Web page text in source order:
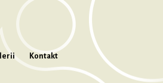
Kontakt